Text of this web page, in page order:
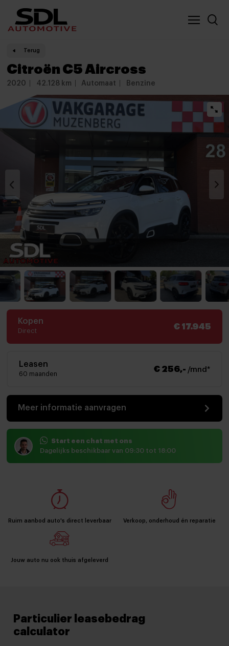
Nieuwe locatie SDL
Vergelijker
Terug
Citroën C5 Aircross
2020 42.128 km Automaat Benzine
Leasen
60 maanden
€ 256,- /mnd*
Kopen
Direct
€ 17.945
Meer informatie aanvragen
Start een chat met ons
Dagelijks beschikbaar van 09:30 tot 18:00
Ruim aanbod auto's direct leverbaar Verkoop, onderhoud én reparatie
Jouw auto nu ook thuis afgeleverd
Particulier leasebedrag
calculator